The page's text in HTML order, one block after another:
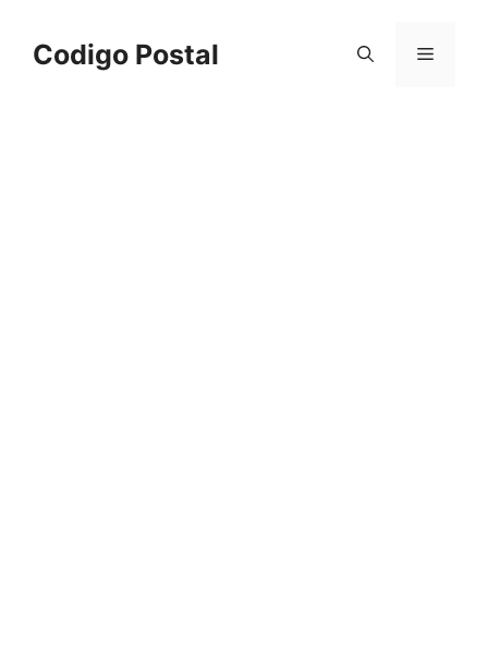
contenido
Codigo Postal Menú